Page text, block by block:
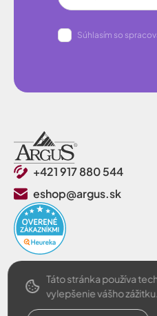
Súhlasím so
+421 917 880 544
eshop@argus.sk
O spoločnosti
Pre zákazníkov
Táto stránka používa
vylepšenie vášho